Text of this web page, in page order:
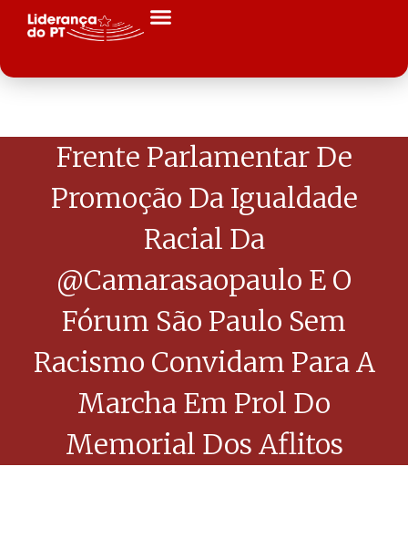
Frente Parlamentar De
Promoção Da Igualdade
Racial Da
@camarasaopaulo E O
Fórum São Paulo Sem
Racismo Convidam Para A
Marcha Em Prol Do
Memorial Dos Aflitos